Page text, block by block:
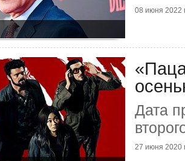
08 июня 2022
Дата
27 июня 2020